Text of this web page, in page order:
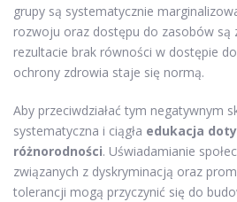
grupy są systematycznie
rozwoju oraz dostępu do zasobów są
rezultacie brak równości w dostępie
ochrony zdrowia staje się normą.
Aby przeciwdziałać tym negatywnym
systematyczna i ciągła edukacja
różnorodności. Uświadamianie
związanych z dyskryminacją oraz
tolerancji mogą przyczynić się do